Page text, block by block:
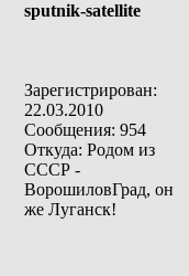
sputnik-satellite
Зарегистрирован:
22.03.2010
Сообщения: 954
Откуда: Родом из
СССР -
ВорошиловГрад, он
же Луганск!